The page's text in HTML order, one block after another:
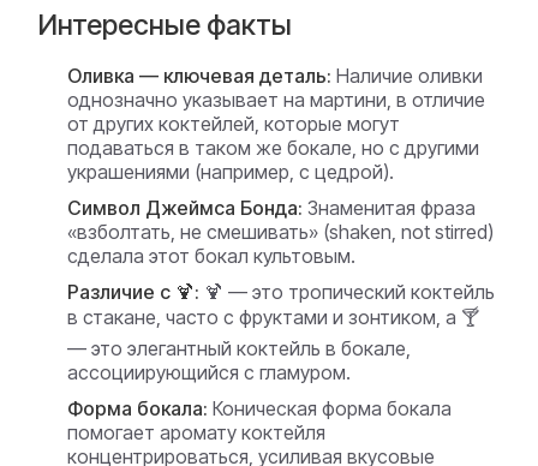
Интересные факты
Оливка — ключевая деталь: Наличие оливки
однозначно указывает на мартини, в отличие
от других коктейлей, которые могут
подаваться в таком же бокале, но с другими
украшениями (например, с цедрой).
Символ Джеймса Бонда: Знаменитая фраза
«взболтать, не смешивать» (shaken, not stirred)
сделала этот бокал культовым.
Различие с 🍹: 🍹 — это тропический коктейль
в стакане, часто с фруктами и зонтиком, а 🍸
— это элегантный коктейль в бокале,
ассоциирующийся с гламуром.
Форма бокала: Коническая форма бокала
помогает аромату коктейля
концентрироваться, усиливая вкусовые